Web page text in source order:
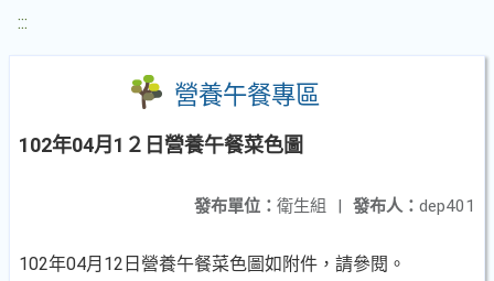
:::
營養午餐專區
102年04月1２日營養午餐菜色圖
發布人： dep401
發布單位： 衛生組 |
102年04月12日營養午餐菜色圖如附件，請參閱。